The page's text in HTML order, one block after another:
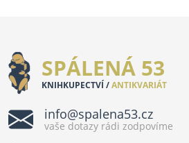
SPÁLENÁ 53
KNIHKUPECTVÍ /ANTIKVARIÁT
info@spalena53.cz
vaše dotazy rádi zodpovíme